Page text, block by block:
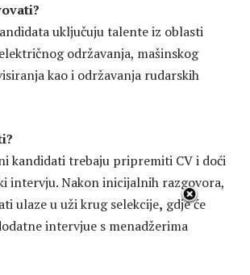
uključuju talente iz oblasti
održavanja, mašinskog
kao i održavanja rudarskih
kandidati trebaju pripremiti CV i doći
intervju. Nakon inicijalnih razgovora,
ulaze u uži krug selekcije, gdje će
intervjue s menadžerima